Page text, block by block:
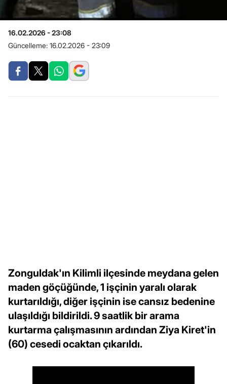
16.02.2026 - 23:08
Güncelleme: 16.02.2026 - 23:09
Zonguldak'ın Kilimli ilçesinde meydana gelen
maden göçüğünde, 1 işçinin yaralı olarak
kurtarıldığı, diğer işçinin ise cansız bedenine
ulaşıldığı bildirildi. 9 saatlik bir arama
kurtarma çalışmasının ardından Ziya Kiret'in
(60) cesedi ocaktan çıkarıldı.